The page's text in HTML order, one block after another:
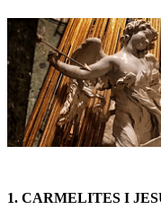
1. CARMELITES I